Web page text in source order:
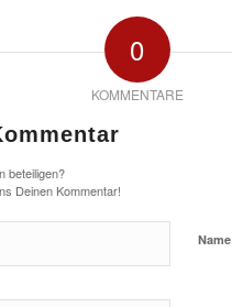
0
KOMMENTARE
beteiligen?
Deinen Kommentar!
Name